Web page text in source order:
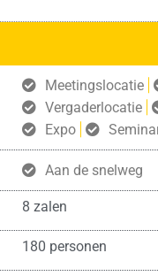
Meetingslocatie
Vergaderlocatie
Expo
Aan de snelweg
8 zalen
180 personen